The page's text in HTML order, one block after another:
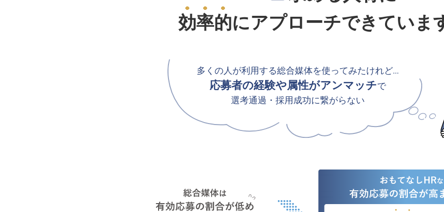
効率的にアプローチできていま
多くの人が利用する総合媒体を使ってみたけれど…
応募者の経験や属性がアンマッチで
選考通過・採用成功に繋がらない